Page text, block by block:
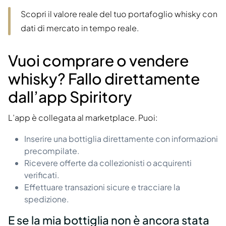
Scopri il valore reale del tuo portafoglio whisky con
dati di mercato in tempo reale.
Vuoi comprare o vendere
whisky? Fallo direttamente
dall’app Spiritory
L’app è collegata al marketplace. Puoi:
Inserire una bottiglia direttamente con informazioni
precompilate.
Ricevere offerte da collezionisti o acquirenti
verificati.
Effettuare transazioni sicure e tracciare la
spedizione.
E se la mia bottiglia non è ancora stata